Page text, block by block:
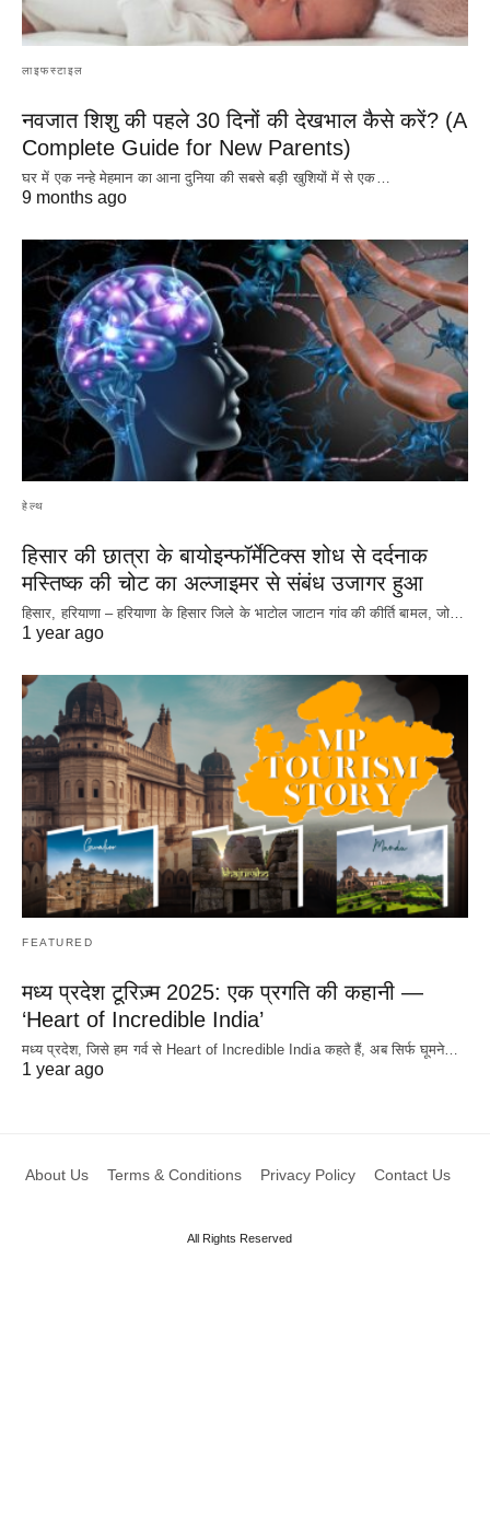
लाइफस्टाइल
नवजात शिशु की पहले 30 दिनों की देखभाल कैसे करें? (A
Complete Guide for New Parents)
घर में एक नन्हे मेहमान का आना दुनिया की सबसे बड़ी खुशियों में से एक…
9 months ago
हेल्थ
हिसार की छात्रा के बायोइन्फॉर्मेटिक्स शोध से दर्दनाक
मस्तिष्क की चोट का अल्जाइमर से संबंध उजागर हुआ
हिसार, हरियाणा – हरियाणा के हिसार जिले के भाटोल जाटान गांव की कीर्ति बामल, जो…
1 year ago
FEATURED
मध्य प्रदेश टूरिज़्म 2025: एक प्रगति की कहानी —
‘Heart of Incredible India’
मध्य प्रदेश, जिसे हम गर्व से Heart of Incredible India कहते हैं, अब सिर्फ घूमने…
1 year ago
About Us Terms & Conditions Privacy Policy Contact Us
All Rights Reserved